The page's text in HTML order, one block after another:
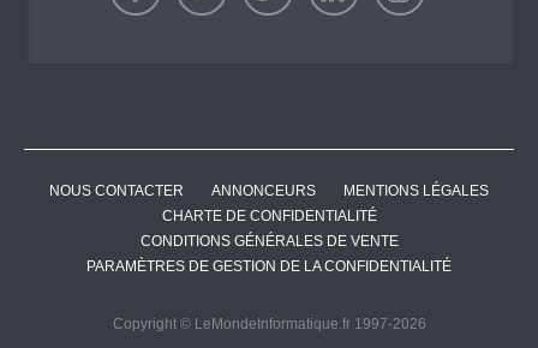
NOUS CONTACTER ANNONCEURS
MENTIONS LÉGALES
CHARTE DE CONFIDENTIALITÉ
CONDITIONS GÉNÉRALES DE VENTE
PARAMÈTRES DE GESTION DE LA CONFIDENTIALITÉ
Copyright © LeMondeInformatique.fr 1997-2026